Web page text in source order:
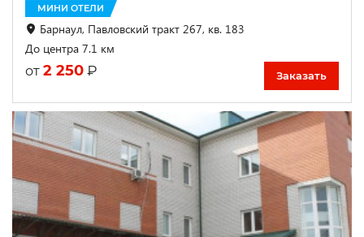
МИНИ ОТЕЛИ
Барнаул, Павловский тракт 267, кв. 183
До центра 7.1 км
от 2 250 ₽ Заказать